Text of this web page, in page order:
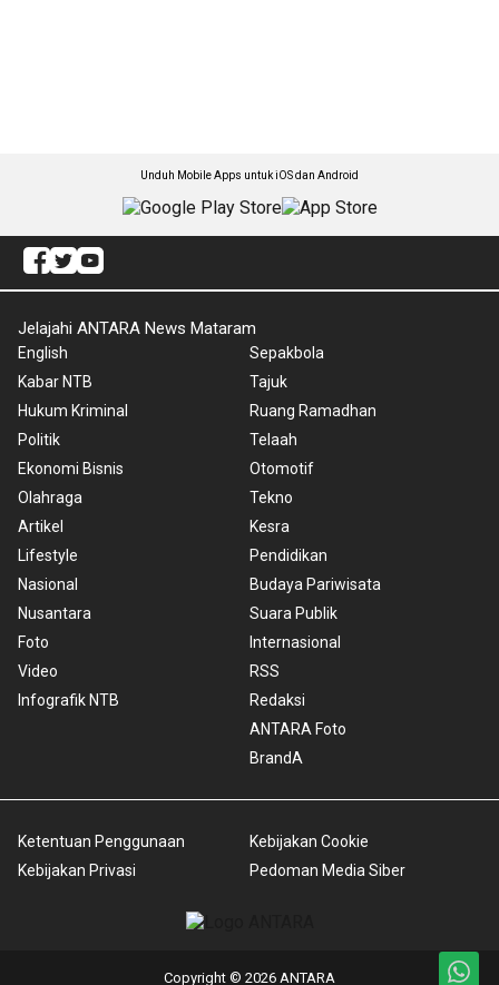
Unduh Mobile Apps untuk iOS dan Android
Jelajahi ANTARA News Mataram
English
Kabar NTB
Hukum Kriminal
Politik
Ekonomi Bisnis
Olahraga
Artikel
Lifestyle
Nasional
Nusantara
Foto
Video
Infografik NTB
Sepakbola
Tajuk
Ruang Ramadhan
Telaah
Otomotif
Tekno
Kesra
Pendidikan
Budaya Pariwisata
Suara Publik
Internasional
RSS
Redaksi
ANTARA Foto
BrandA
Ketentuan Penggunaan
Kebijakan Privasi
Kebijakan Cookie
Pedoman Media Siber
Copyright © 2026 ANTARA